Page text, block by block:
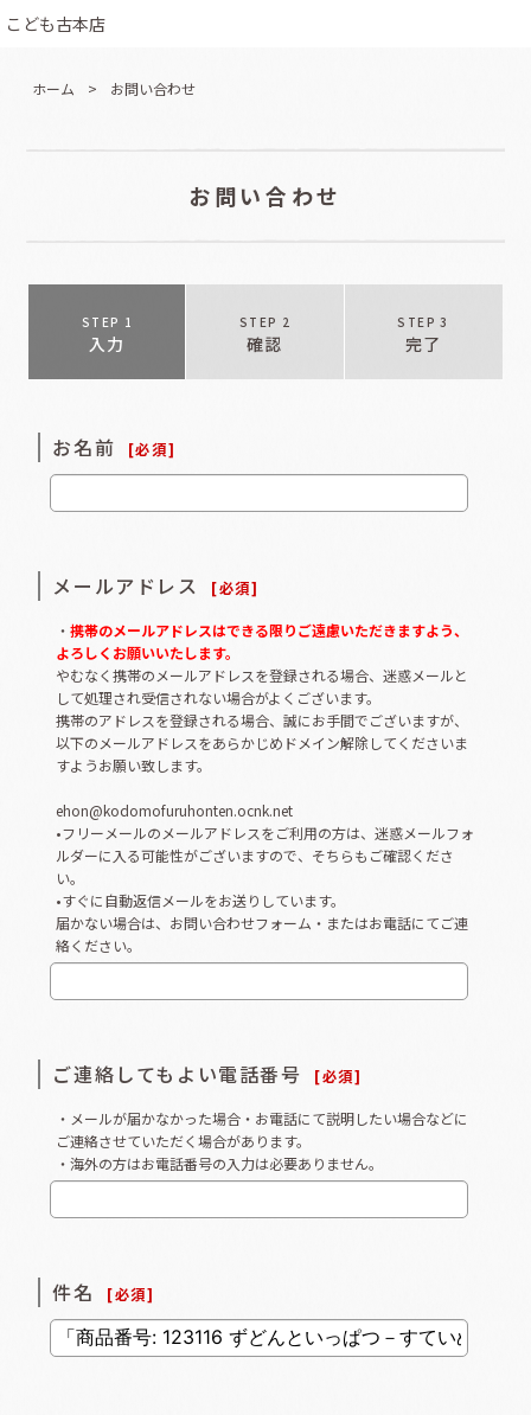
こども古本店
ホーム > お問い合わせ
お問い合わせ
STEP 1
入力
STEP 2
確認
STEP 3
完了
お名前 [必須]
メールアドレス [必須]
・携帯のメールアドレスはできる限りご遠慮いただきますよう、
よろしくお願いいたします。
やむなく携帯のメールアドレスを登録される場合、迷惑メールと
して処理され受信されない場合がよくございます。
携帯のアドレスを登録される場合、誠にお手間でございますが、
以下のメールアドレスをあらかじめドメイン解除してくださいま
すようお願い致します。
ehon@kodomofuruhonten.ocnk.net
•フリーメールのメールアドレスをご利用の方は、迷惑メールフォ
ルダーに入る可能性がございますので、そちらもご確認くださ
い。
•すぐに自動返信メールをお送りしています。
届かない場合は、お問い合わせフォーム・またはお電話にてご連
絡ください。
ご連絡してもよい電話番号 [必須]
・メールが届かなかった場合・お電話にて説明したい場合などに
ご連絡させていただく場合があります。
・海外の方はお電話番号の入力は必要ありません。
件名 [必須]